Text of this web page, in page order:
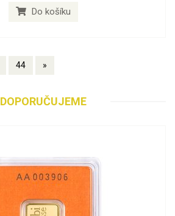
Do košíku
44 »
DOPORUČUJEME